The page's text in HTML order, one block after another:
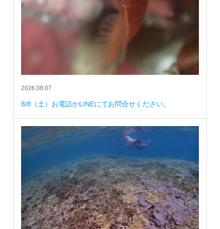
2026.08.07
8/8（土）お電話かLINEにてお問合せください。